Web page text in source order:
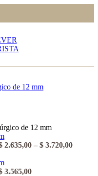
de 12 mm
2.635,00 – $ 3.720,00Rango
3.565,00